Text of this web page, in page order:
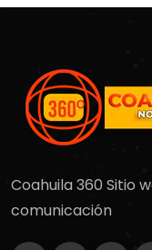
Coahuila 360 Sitio
comunicación